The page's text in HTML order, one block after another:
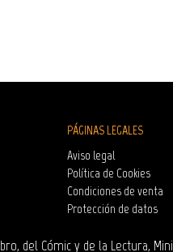
PÁGINAS LEGALES
Aviso legal
Política de Cookies
Condiciones de venta
Protección de datos
del Cómic y de la Lectura,